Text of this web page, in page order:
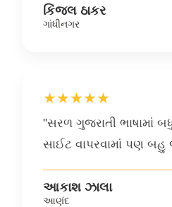
કિંજલ ઠાકર
ગાંધીનગર
★★★★★
"સરળ ગુજરાતી
સાઈટ વાપરવામાં પણ
આકાશ ઝાલા
આણંદ